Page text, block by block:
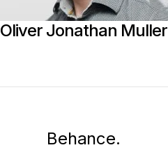
Oliver Jonathan Muller
Behance.